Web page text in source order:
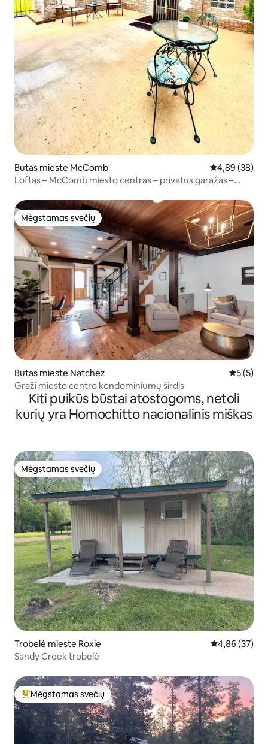
Butas mieste McComb Vidutinis
4,89 (38)
Loftas – McComb miesto centras – privatus garažas –
Mėgstamas svečių
Mėgstamas svečių
Butas mieste Natchez Vidutinis
5 (5)
Graži miesto centro kondominiumų širdis
Kiti puikūs būstai atostogoms, netoli
kurių yra Homochitto nacionalinis miškas
Mėgstamas svečių
Mėgstamas svečių
Trobelė mieste Roxie Vidutinis
4,86 (37)
Sandy Creek trobelė
Svečių mėgstamiausias
Mėgstamas svečių